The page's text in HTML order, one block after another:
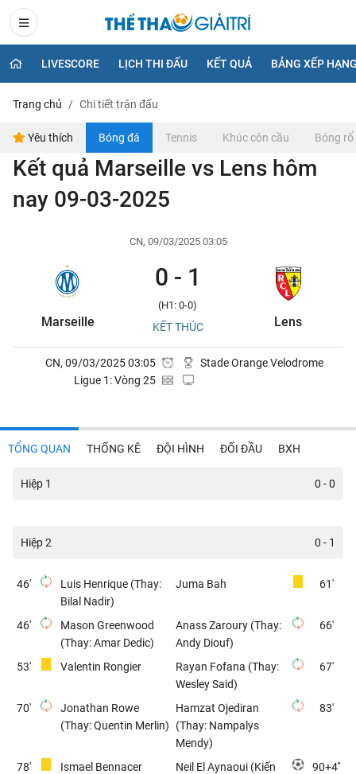
LIVESCORE LỊCH THI ĐẤU KẾT QUẢ BẢNG XẾP
Trang chủ Chi tiết trận đấu
Yêu thích Bóng đá Tennis Khúc côn cầu Bóng rổ
Kết quả Marseille vs Lens hôm
nay 09-03-2025
CN, 09/03/2025 03:05
Marseille
0 - 1
(H1: 0-0)
KẾT THÚC Lens
CN, 09/03/2025 03:05
Ligue 1: Vòng 25
Stade Orange Velodrome
TỔNG QUAN THỐNG KÊ ĐỘI HÌNH ĐỐI ĐẦU BXH
Hiệp 1 0 - 0
Hiệp 2 0 - 1
46'
Luis Henrique (Thay:
Bilal Nadir)
Juma Bah 61'
46'
Mason Greenwood
(Thay: Amar Dedic)
Anass Zaroury (Thay:
Andy Diouf)
66'
53' Valentin Rongier
Rayan Fofana (Thay:
Wesley Said)
67'
70'
Jonathan Rowe
(Thay: Quentin Merlin)
Hamzat Ojediran
(Thay: Nampalys
Mendy)
83'
78' Ismael Bennacer
Neil El Aynaoui (Kiến
90+4''